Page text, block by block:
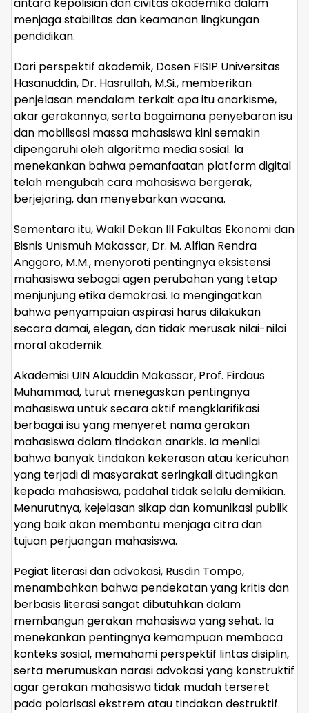
antara kepolisian dan civitas akademika dalam
menjaga stabilitas dan keamanan lingkungan
pendidikan.
Dari perspektif akademik, Dosen FISIP Universitas
Hasanuddin, Dr. Hasrullah, M.Si., memberikan
penjelasan mendalam terkait apa itu anarkisme,
akar gerakannya, serta bagaimana penyebaran isu
dan mobilisasi massa mahasiswa kini semakin
dipengaruhi oleh algoritma media sosial. Ia
menekankan bahwa pemanfaatan platform digital
telah mengubah cara mahasiswa bergerak,
berjejaring, dan menyebarkan wacana.
Sementara itu, Wakil Dekan III Fakultas Ekonomi dan
Bisnis Unismuh Makassar, Dr. M. Alfian Rendra
Anggoro, M.M., menyoroti pentingnya eksistensi
mahasiswa sebagai agen perubahan yang tetap
menjunjung etika demokrasi. Ia mengingatkan
bahwa penyampaian aspirasi harus dilakukan
secara damai, elegan, dan tidak merusak nilai-nilai
moral akademik.
Akademisi UIN Alauddin Makassar, Prof. Firdaus
Muhammad, turut menegaskan pentingnya
mahasiswa untuk secara aktif mengklarifikasi
berbagai isu yang menyeret nama gerakan
mahasiswa dalam tindakan anarkis. Ia menilai
bahwa banyak tindakan kekerasan atau kericuhan
yang terjadi di masyarakat seringkali ditudingkan
kepada mahasiswa, padahal tidak selalu demikian.
Menurutnya, kejelasan sikap dan komunikasi publik
yang baik akan membantu menjaga citra dan
tujuan perjuangan mahasiswa.
Pegiat literasi dan advokasi, Rusdin Tompo,
menambahkan bahwa pendekatan yang kritis dan
berbasis literasi sangat dibutuhkan dalam
membangun gerakan mahasiswa yang sehat. Ia
menekankan pentingnya kemampuan membaca
konteks sosial, memahami perspektif lintas disiplin,
serta merumuskan narasi advokasi yang konstruktif
agar gerakan mahasiswa tidak mudah terseret
pada polarisasi ekstrem atau tindakan destruktif.